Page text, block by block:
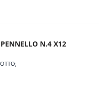
N.4 X12